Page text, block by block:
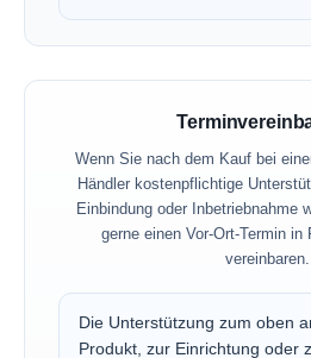
Wenn Sie nach dem Kauf bei
Händler kostenpflichtige
Einbindung oder Inbetriebnahme
gerne einen Vor-Ort-Termin in
vereinbaren.
Die Unterstützung zum oben
Produkt, zur Einrichtung oder